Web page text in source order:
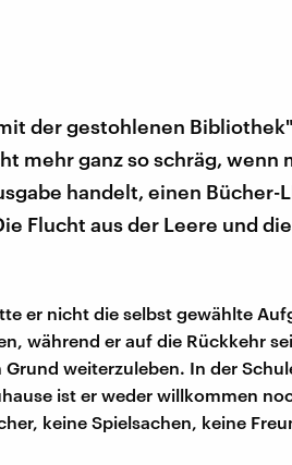
der gestohlenen
mehr ganz so schräg, wenn
handelt, einen Bücher-
Flucht aus der Leere und
er nicht die selbst gewählte
während er auf die Rückkehr
weiterzuleben. In der
ist er weder willkommen
keine Spielsachen, keine